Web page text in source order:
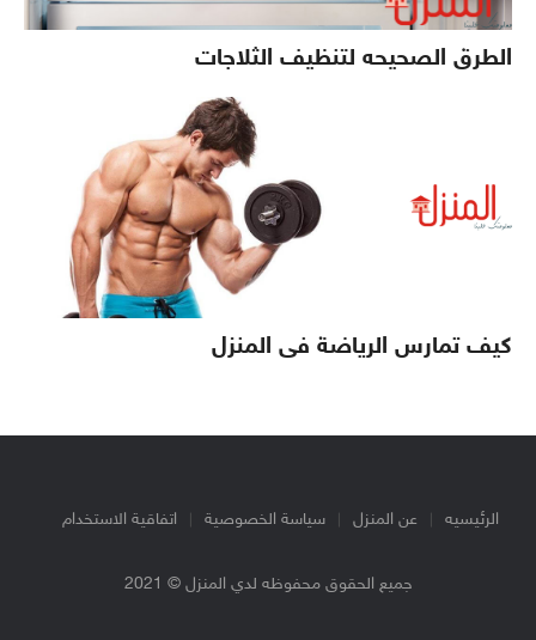
الطرق الصحيحه لتنظيف الثلاجات
كيف تمارس الرياضة فى المنزل
الرئيسيه عن المنزل سياسة الخصوصية اتفاقية الاستخدام
جميع الحقوق محفوظه لدي المنزل © 2021